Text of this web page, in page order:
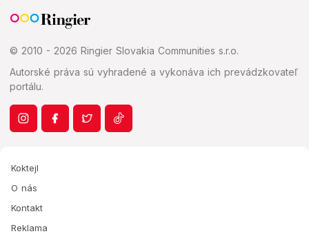
© 2010 - 2026 Ringier Slovakia Communities s.r.o.
Autorské práva sú vyhradené a vykonáva ich prevádzkovateľ
portálu.
Koktejl
O nás
Kontakt
Reklama